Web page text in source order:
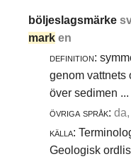
böljeslagsmärke
mark en
definition:
genom vattnets
över sedimen ...
övriga språk:
källa:
Geologisk